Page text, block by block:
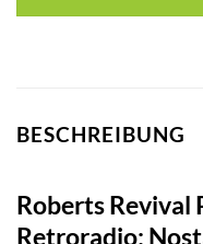
BESCHREIBUNG
Roberts Revival
Retroradio: